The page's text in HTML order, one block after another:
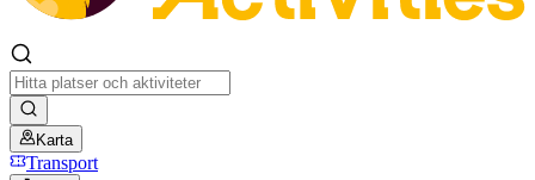
Karta
Transport